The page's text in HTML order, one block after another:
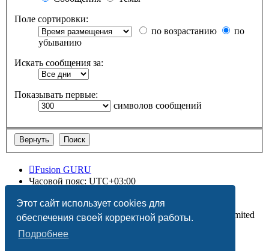
Этот сайт использует cookies для
обеспечения своей корректной работы.
Подробнее
Поле сортировки:
по возрастанию
по
убыванию
Искать сообщения за:
Показывать первые:
символов сообщений
Fusion GURU
Часовой пояс: UTC+03:00
Создано на основеphpBB® Forum Software © phpBB Limited